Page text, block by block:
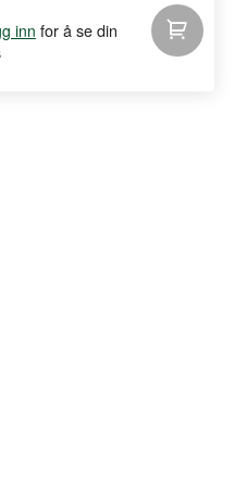
inn for å se din